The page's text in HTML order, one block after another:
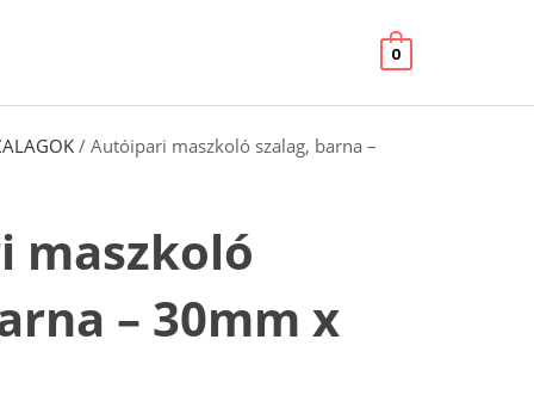
0
/ Autóipari maszkoló szalag, barna –
maszkoló
– 30mm x